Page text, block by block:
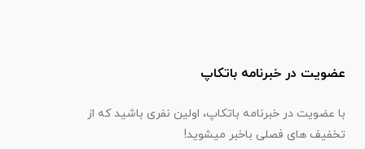
عضویت در خبرنامه باتکاپ
با عضویت در خبرنامه باتکاپ، اولین نفری باشید که از
تخفیف های فصلی باخبر میشوید!